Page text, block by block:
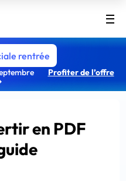
rentrée
Profiter de l’offre
en PDF